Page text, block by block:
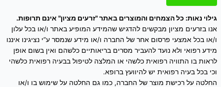
גילוי נאות: כל הצמחים והמוצרים באתר "זרעים מציון" אינם תרופות.
אנו בזרעים מציון מבקשים להדגיש שהמידע המופיע באתר ו/או בכל עלון
ו/או בכל אמצעי פרסום אחר של החברה ו/או מידע שנמסר ע”י נציגינו איננו
מידע רפואי ולא נועד להעביר מסרים בריאותיים כלשהם ואין בשום אופן
לראות בו התוויה רפואית כלשהי או המלצה לטיפול בבעיה רפואית כלשהי
וכי בכל בעיה רפואית יש להיוועץ ברופא.
החלטה על רכישת מוצר של החברה, כמו גם החלטה על שימוש בו ו/או